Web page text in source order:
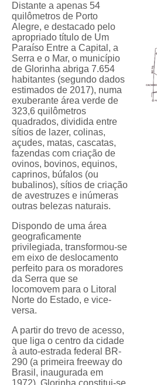
Distante a apenas 54
quilômetros de Porto
Alegre, e destacado pelo
apropriado título de Um
Paraíso Entre a Capital, a
Serra e o Mar, o município
de Glorinha abriga 7.654
habitantes (segundo dados
estimados de 2017), numa
exuberante área verde de
323,6 quilômetros
quadrados, dividida entre
sítios de lazer, colinas,
açudes, matas, cascatas,
fazendas com criação de
ovinos, bovinos, equinos,
caprinos, búfalos (ou
bubalinos), sítios de criação
de avestruzes e inúmeras
outras belezas naturais.
Dispondo de uma área
geograficamente
privilegiada, transformou-se
em eixo de deslocamento
perfeito para os moradores
da Serra que se
locomovem para o Litoral
Norte do Estado, e vice-
versa.
A partir do trevo de acesso,
que liga o centro da cidade
à auto-estrada federal BR-
290 (a primeira freeway do
Brasil, inaugurada em
1972), Glorinha constitui-se